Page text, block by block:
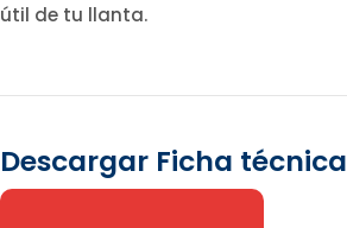
útil de tu llanta.
Descargar Ficha técnica